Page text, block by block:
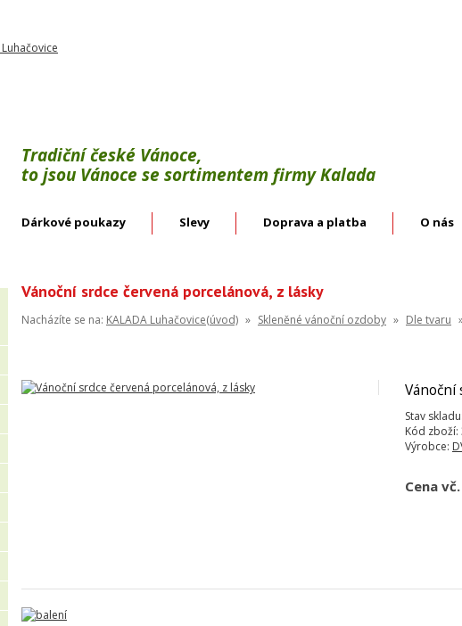
Tradiční české Vánoce,
to jsou Vánoce se sortimentem firmy Kalada
Dárkové poukazy Slevy Doprava a platba O nás
Vánoční srdce červená porcelánová, z lásky
Nacházíte se na: KALADA Luhačovice(úvod) » Skleněné vánoční ozdoby » Dle tvaru
Vánoční
Stav skladu:
Kód zboží:
Výrobce:
Cena